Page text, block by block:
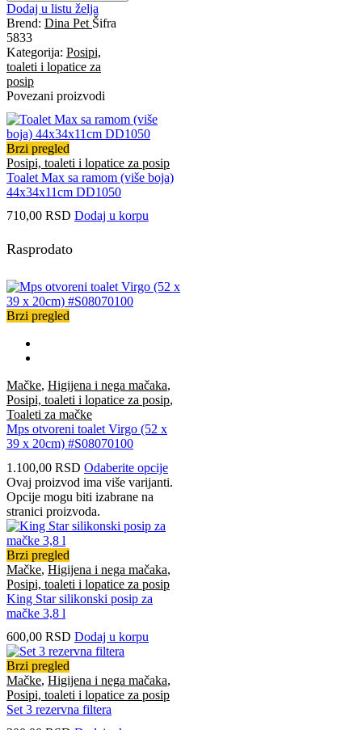
Dodaj u listu želja
Brend: Dina Pet Šifra
5833
Kategorija: Posipi,
toaleti i lopatice za
posip
Povezani proizvodi
Brzi pregled
Posipi, toaleti i lopatice za posip
Toalet Max sa ramom (više boja)
44x34x11cm DD1050
710,00 RSD Dodaj u korpu
Rasprodato
Brzi pregled
Mačke, Higijena i nega mačaka,
Posipi, toaleti i lopatice za posip,
Toaleti za mačke
Mps otvoreni toalet Virgo (52 x
39 x 20cm) #S08070100
1.100,00 RSD Odaberite opcije
Ovaj proizvod ima više varijanti.
Opcije mogu biti izabrane na
stranici proizvoda.
Brzi pregled
Mačke, Higijena i nega mačaka,
Posipi, toaleti i lopatice za posip
King Star silikonski posip za
mačke 3,8 l
600,00 RSD Dodaj u korpu
Brzi pregled
Mačke, Higijena i nega mačaka,
Posipi, toaleti i lopatice za posip
Set 3 rezervna filtera